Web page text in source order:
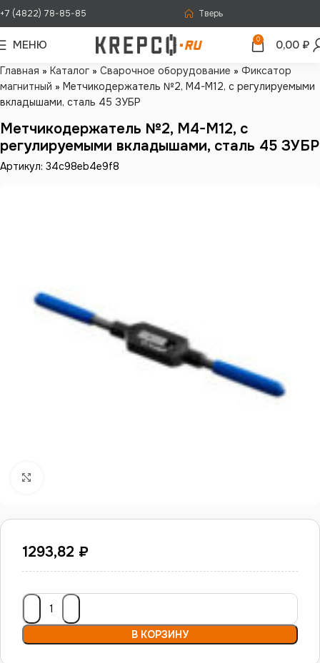
+7 (4822) 78-85-85 Тверь
МЕНЮ 0 0,00 ₽
Главная » Каталог » Сварочное оборудование » Фиксатор
магнитный » Метчикодержатель №2, M4-M12, с регулируемыми
вкладышами, сталь 45 ЗУБР
Метчикодержатель №2, M4-M12, с
регулируемыми вкладышами, сталь 45 ЗУБР
Артикул: 34c98eb4e9f8
1293,82 ₽
В КОРЗИНУ